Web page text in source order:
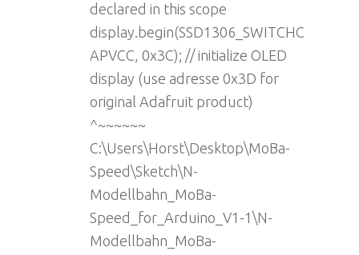
declared in this scope
display.begin(SSD1306_SWITCHC
APVCC, 0x3C); // initialize OLED
display (use adresse 0x3D for
original Adafruit product)
^~~~~~~
C:\Users\Horst\Desktop\MoBa-
Speed\Sketch\N-
Modellbahn_MoBa-
Speed_for_Arduino_V1-1\N-
Modellbahn_MoBa-